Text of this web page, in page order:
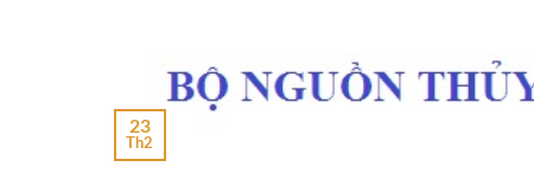
23
Th2